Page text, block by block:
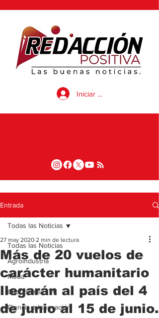
Iniciar sesión
Entrada
Todas las Noticias
Agroindustria
Moda
Clipcinemax_TV
Ciencia e Innovación
Todas las Noticias
Más de 20 vuelos de
carácter humanitario
llegarán al país del 4
de junio al 15 de junio.
27 may 2020 2 min de lectura